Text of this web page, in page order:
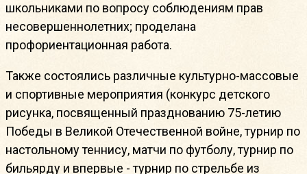
школьниками по вопросу соблюдениям прав
несовершеннолетних; проделана
профориентационная работа.
Также состоялись различные культурно-массовые
и спортивные мероприятия (конкурс детского
рисунка, посвященный празднованию 75-летию
Победы в Великой Отечественной войне, турнир по
настольному теннису, матчи по футболу, турнир по
бильярду и впервые - турнир по стрельбе из